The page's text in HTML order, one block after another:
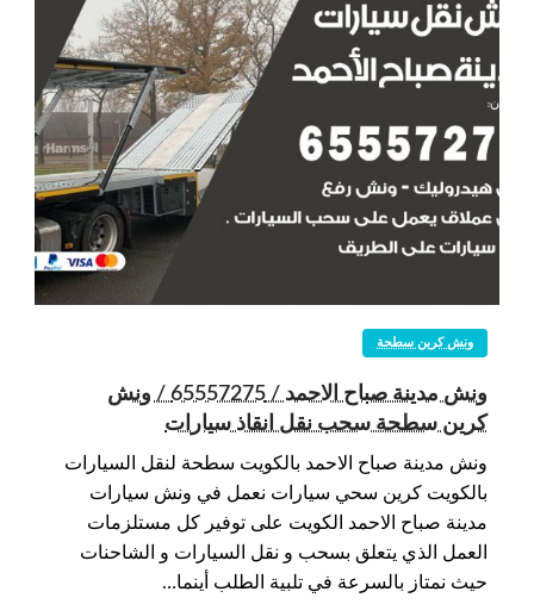
ونش كرين سطحة
ونش مدينة صباح الاحمد / 65557275 / ونش
كرين سطحة سحب نقل انقاذ سيارات
ونش مدينة صباح الاحمد بالكويت سطحة لنقل السيارات
بالكويت كرين سحي سيارات نعمل في ونش سيارات
مدينة صباح الاحمد الكويت على توفير كل مستلزمات
العمل الذي يتعلق بسحب و نقل السيارات و الشاحنات
حيث نمتاز بالسرعة في تلبية الطلب أينما…